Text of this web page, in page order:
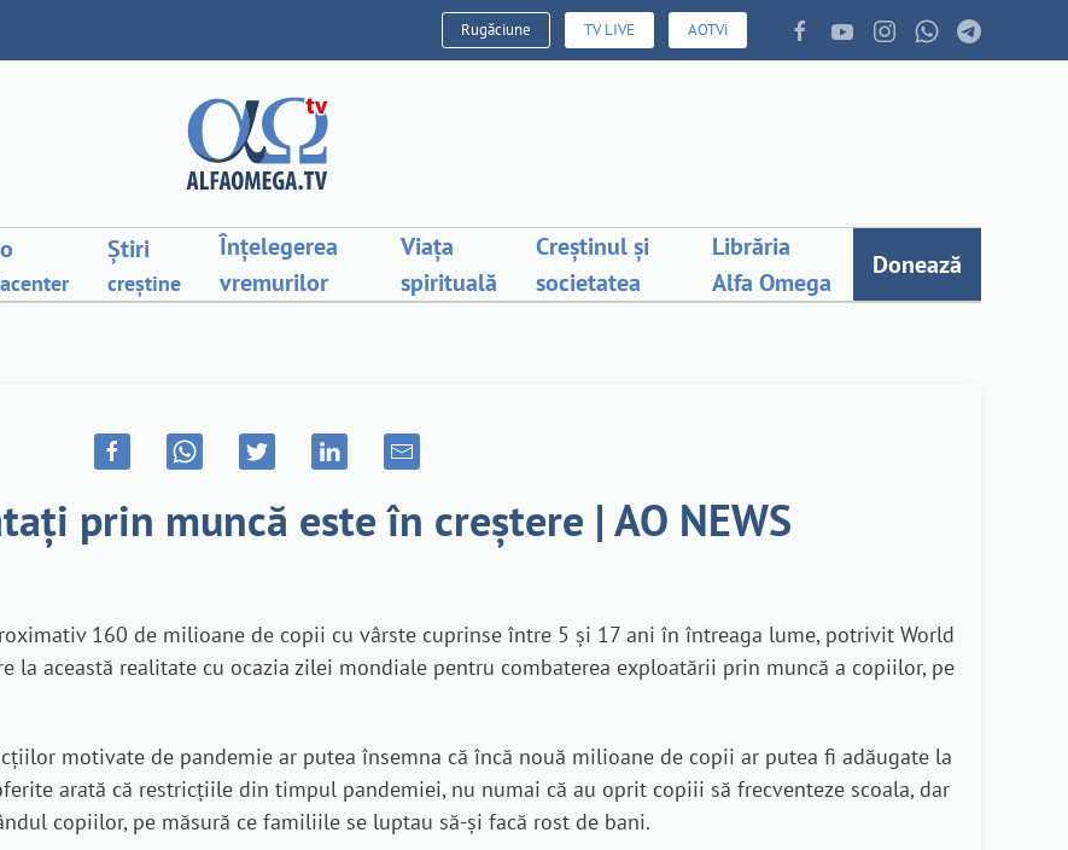
Rugăciune TV LIVE AOTVi
Știri
creștine
Înțelegerea
vremurilor
Viața
spirituală
Creștinul și
societatea
Librăria
Alfa Omega
Donează
prin muncă este în creștere | AO NEWS
160 de milioane de copii cu vârste cuprinse între 5 și 17 ani în întreaga lume, potrivit World
la această realitate cu ocazia zilei mondiale pentru combaterea exploatării prin muncă a copiilor, pe
motivate de pandemie ar putea însemna că încă nouă milioane de copii ar putea fi adăugate la
arată că restricțiile din timpul pandemiei, nu numai că au oprit copiii să frecventeze scoala, dar
copiilor, pe măsură ce familiile se luptau să-și facă rost de bani.